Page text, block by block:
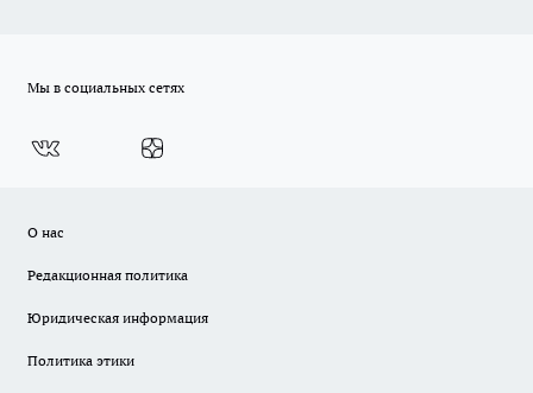
Мы в социальных сетях
О нас
Редакционная политика
Юридическая информация
Политика этики